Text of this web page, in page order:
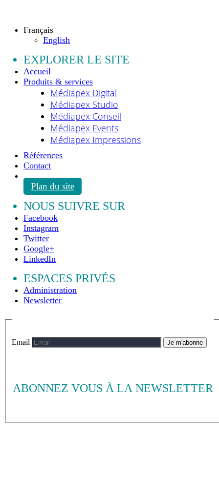
Français
English
EXPLORER LE SITE
Accueil
Produits & services
Médiapex Digital
Médiapex Studio
Médiapex Conseil
Médiapex Events
Médiapex Impressions
Références
Contact
Plan du site
NOUS SUIVRE SUR
Facebook
Instagram
Twitter
Google+
LinkedIn
ESPACES PRIVÉS
Administration
Newsletter
ABONNEZ VOUS À LA NEWSLETTER
Email Je m'abonne